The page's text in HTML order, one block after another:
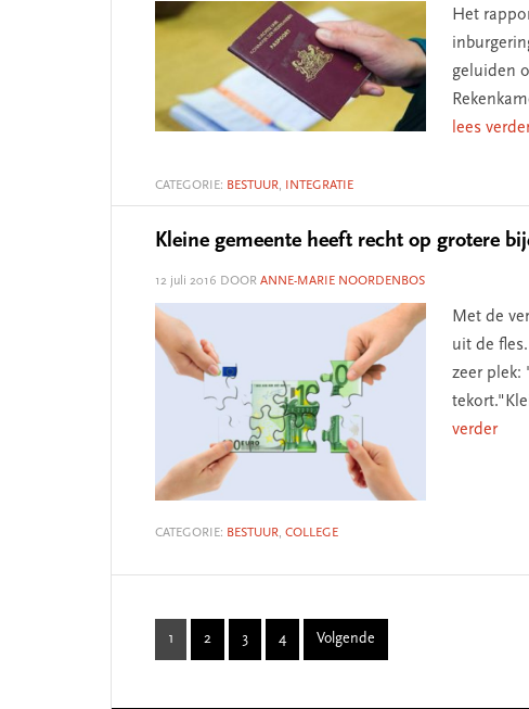
Het
geluiden
lees
CATEGORIE: BESTUUR, INTEGRATIE
Kleine gemeente heeft recht op grotere
12 juli 2016 DOOR ANNE-MARIE NOORDENBOS
Met de
uit de
zeer plek:
verder
CATEGORIE: BESTUUR, COLLEGE
Page
1 Page
2 Page
3 Page
4 Volgende